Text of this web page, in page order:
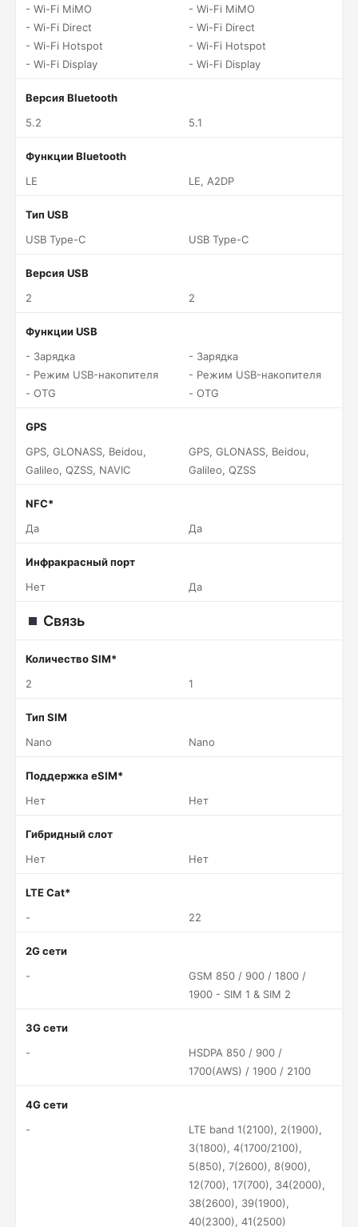
- Wi-Fi MiMO
- Wi-Fi Direct
- Wi-Fi Hotspot
- Wi-Fi Display
- Wi-Fi MiMO
- Wi-Fi Direct
- Wi-Fi Hotspot
- Wi-Fi Display
Версия Bluetooth
5.2
5.1
Функции Bluetooth
LE
LE, A2DP
Тип USB
USB Type-C
USB Type-C
Версия USB
2
2
Функции USB
- Зарядка
- Режим USB-накопителя
- OTG
- Зарядка
- Режим USB-накопителя
- OTG
GPS
GPS, GLONASS, Beidou,
Galileo, QZSS, NAVIC
GPS, GLONASS, Beidou,
Galileo, QZSS
NFC*
Да
Да
Инфракрасный порт
Нет
Да
Связь
Количество SIM*
2
1
Тип SIM
Nano
Nano
Поддержка eSIM*
Нет
Нет
Гибридный слот
Нет
Нет
LTE Cat*
-
22
2G сети
-
GSM 850 / 900 / 1800 /
1900 - SIM 1 & SIM 2
3G сети
-
HSDPA 850 / 900 /
1700(AWS) / 1900 / 2100
4G сети
-
LTE band 1(2100), 2(1900),
3(1800), 4(1700/2100),
5(850), 7(2600), 8(900),
12(700), 17(700), 34(2000),
38(2600), 39(1900),
40(2300), 41(2500)